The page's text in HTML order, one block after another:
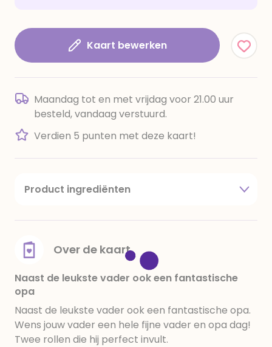
Kaart bewerken
Maandag tot en met vrijdag voor 21.00 uur
besteld, vandaag verstuurd.
Verdien 5 punten met deze kaart!
Product ingrediënten
amandelen,cacaomassa, emulgator (sojalecithine),
voedingszuur: citroenzuur E 330, verdikkingsmiddel
E415, water, bevochtigingsmiddel E422, emulgator:
E433, kleurstoffen: E102, E110, E122: kan de activiteit en
concentratie van kinderen negatief beïnvloeden,
E133, E151. Chocolade bevat ten minste 34%
cacaobestanddelen. Kan sporen van gluten
bevatten. Koel en droog bewaren.
Over de kaart
Naast de leukste vader ook een fantastische
opa
Naast de leukste vader ook een fantastische opa.
Wens jouw vader een hele fijne vader en opa dag!
Twee rollen die hij perfect invult.